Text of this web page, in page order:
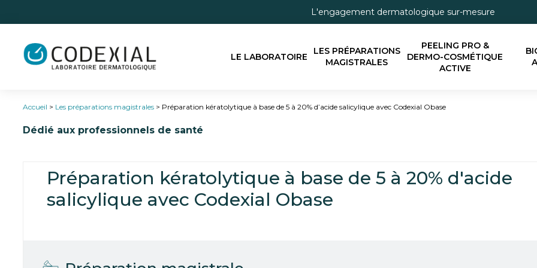
L'engagement dermatologique sur-mesure
LE LABORATOIRE
LES PRÉPARATIONS
MAGISTRALES
PEELING PRO &
DERMO-COSMÉTIQUE
ACTIVE
Accueil > Les préparations magistrales > Préparation kératolytique à base de 5 à 20% d’acide salicylique avec Codexial Obase
Dédié aux professionnels de santé
Préparation kératolytique à base de 5 à 20% d'acide
salicylique avec Codexial Obase